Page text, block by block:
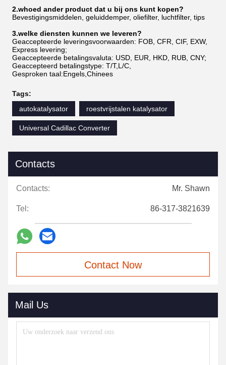
2.whoed ander product dat u bij ons kunt kopen?
Bevestigingsmiddelen, geluiddemper, oliefilter, luchtfilter, tips
3.welke diensten kunnen we leveren?
Geaccepteerde leveringsvoorwaarden: FOB, CFR, CIF, EXW,
Express levering;
Geaccepteerde betalingsvaluta: USD, EUR, HKD, RUB, CNY;
Geaccepteerd betalingstype: T/T,L/C,
Gesproken taal:Engels,Chinees
Tags:
autokatalysator
roestvrijstalen katalysator
Universal Cadillac Converter
Contacts
Contacts: Mr. Shawn
Tel: 86-317-3821639
Contact Now
Mail Us